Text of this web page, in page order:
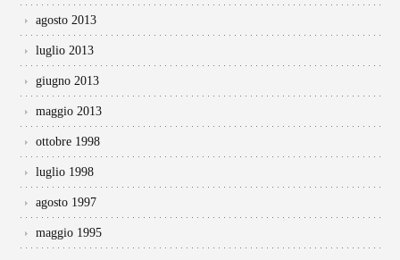
agosto 2013
luglio 2013
giugno 2013
maggio 2013
ottobre 1998
luglio 1998
agosto 1997
maggio 1995